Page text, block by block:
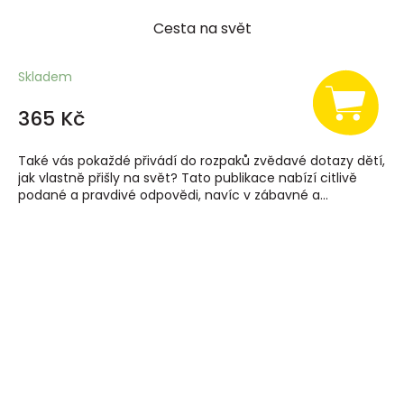
Cesta na svět
Skladem
365 Kč
Také vás pokaždé přivádí do rozpaků zvědavé dotazy dětí,
jak vlastně přišly na svět? Tato publikace nabízí citlivě
podané a pravdivé odpovědi, navíc v zábavné a...